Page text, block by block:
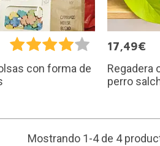
con forma de
17,49€
Regadera
perro
Mostrando 1-4 de 4